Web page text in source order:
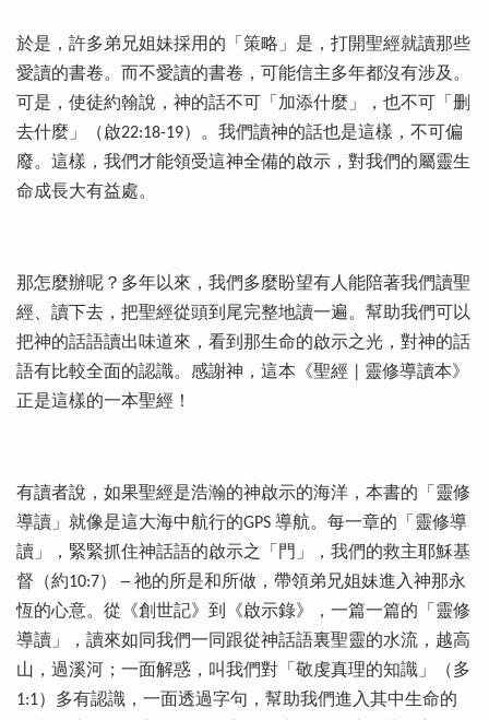
於是，許多弟兄姐妹採用的「策略」是，打開聖經就讀那些
愛讀的書卷。而不愛讀的書卷，可能信主多年都沒有涉及。
可是，使徒約翰說，神的話不可「加添什麼」，也不可「删
去什麼」（啟22:18-19）。我們讀神的話也是這樣，不可偏
廢。這樣，我們才能領受這神全備的啟示，對我們的屬靈生
命成長大有益處。
那怎麼辦呢？多年以來，我們多麼盼望有人能陪著我們讀聖
經、讀下去，把聖經從頭到尾完整地讀一遍。幫助我們可以
把神的話語讀出味道來，看到那生命的啟示之光，對神的話
語有比較全面的認識。感謝神，這本《聖經 | 靈修導讀本》
正是這樣的一本聖經！
有讀者說，如果聖經是浩瀚的神啟示的海洋，本書的「靈修
導讀」就像是這大海中航行的GPS 導航。每一章的「靈修導
讀」，緊緊抓住神話語的啟示之「門」，我們的救主耶穌基
督（約10:7） ─ 祂的所是和所做，帶領弟兄姐妹進入神那永
恆的心意。從《創世記》到《啟示錄》，一篇一篇的「靈修
導讀」，讀來如同我們一同跟從神話語裏聖靈的水流，越高
山，過溪河；一面解惑，叫我們對「敬虔真理的知識」（多
1:1）多有認識，一面透過字句，幫助我們進入其中生命的